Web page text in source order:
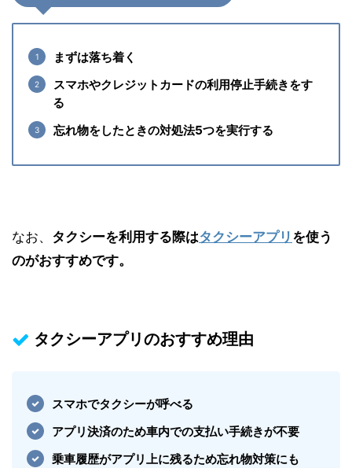
まずは落ち着く
スマホやクレジットカードの利用停止手続きをす
る
忘れ物をしたときの対処法5つを実行する
なお、 タクシーを利用する際はタクシーアプリ を使う
のがおすすめです。
タクシーアプリのおすすめ理由
スマホでタクシーが呼べる
アプリ決済のため車内での支払い手続きが不要
乗車履歴がアプリ上に残るため忘れ物対策にも